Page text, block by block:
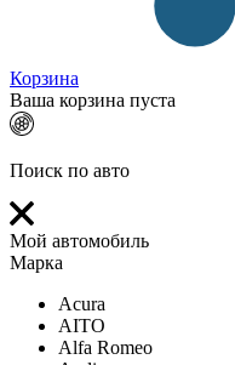
Корзина
Ваша корзина пуста
Поиск по авто
Мой автомобиль
Марка
Acura
AITO
Alfa Romeo